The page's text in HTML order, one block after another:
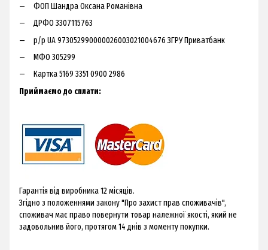
ФОП Шандра Оксана Романівна
ДРФО 3307115763
р/р UA 973052990000026003021004676 ЗГРУ Приватбанк
МФО 305299
Картка 5169 3351 0900 2986
Приймаємо до сплати:
Гарантія від виробника 12 місяців.
Згідно з положеннями закону "Про захист прав споживачів",
споживач має право повернути товар належної якості, який не
задовольнив його, протягом 14 днів з моменту покупки.